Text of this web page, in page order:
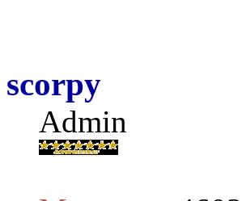
scorpy
Admin